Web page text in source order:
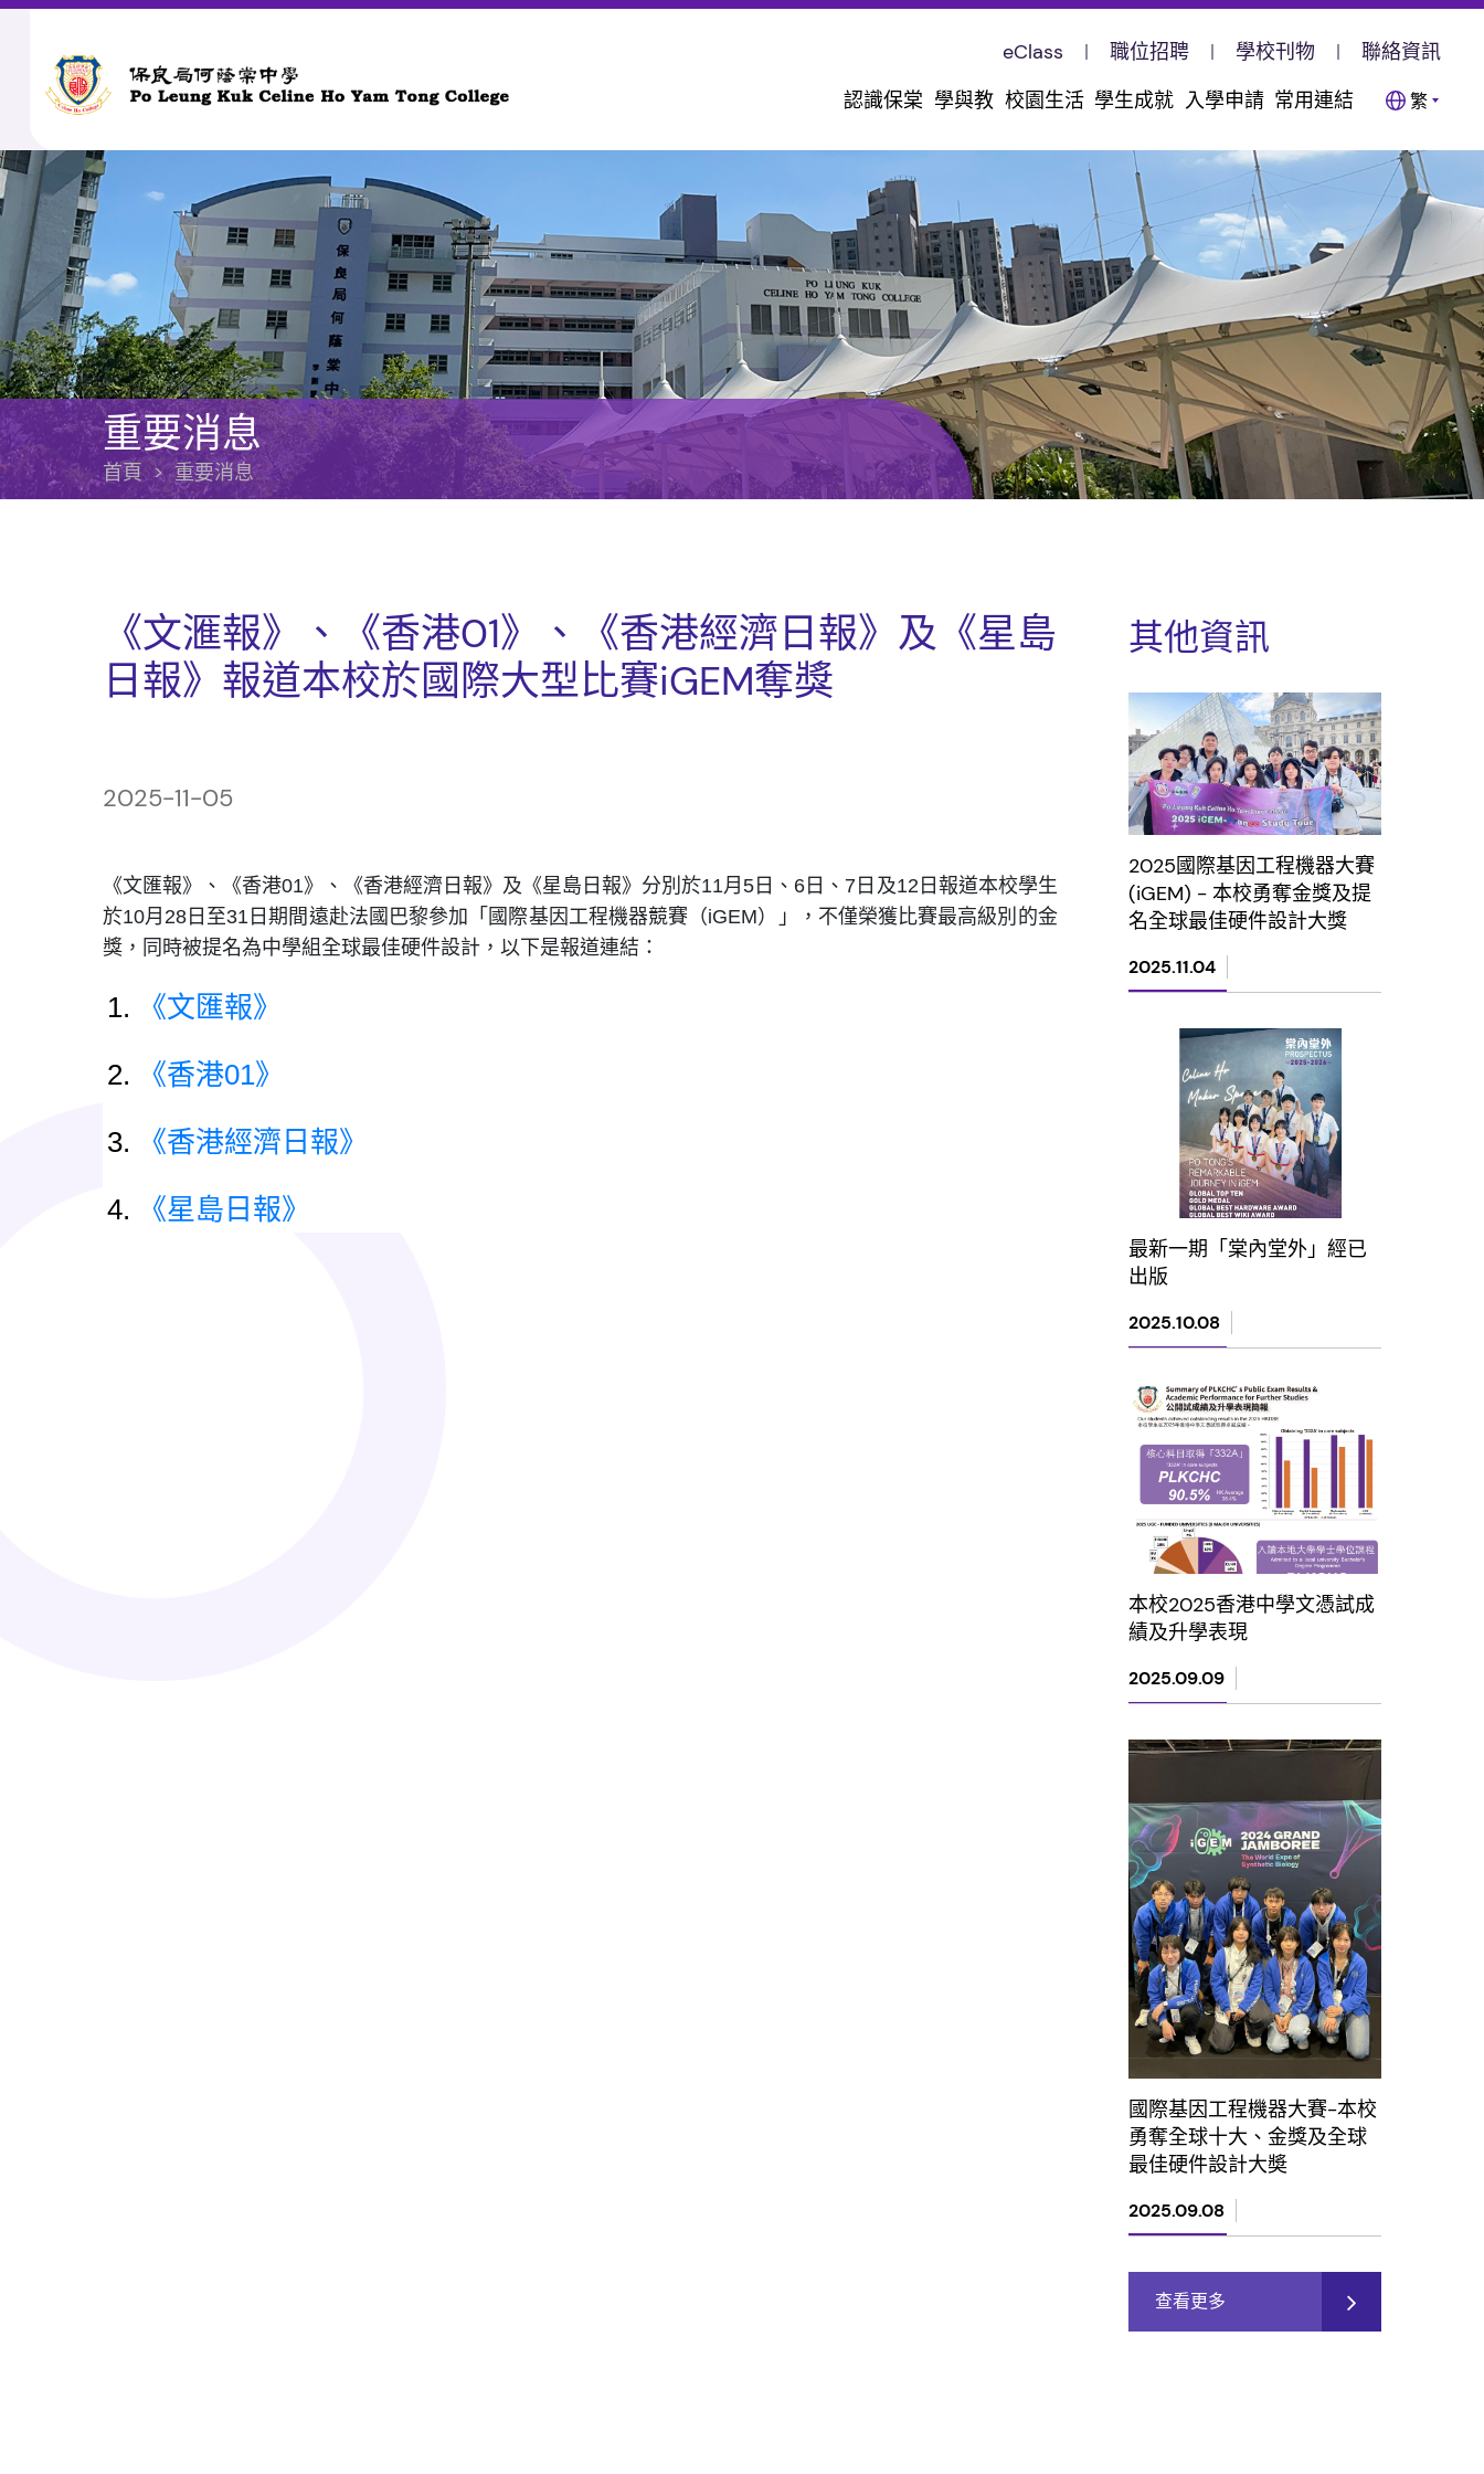
eClass 職位招聘 學校刊物
聯絡資訊
認識保棠 學與教 校園生活 學生成就 入學申請 常用連結 繁
重要消息
首頁 > 重要消息
《文滙報》、《香港01》、《香港經濟日報》及《星島
日報》報道本校於國際大型比賽iGEM奪獎
2025-11-05
《文匯報》、《香港01》、《香港經濟日報》及《星島日報》分別於11月5日、6日、7日及12日報道本校學生
於10月28日至31日期間遠赴法國巴黎參加「國際基因工程機器競賽（iGEM）」，不僅榮獲比賽最高級別的金
獎，同時被提名為中學組全球最佳硬件設計，以下是報道連結：
《文匯報》
《香港01》
《香港經濟日報》
《星島日報》
其他資訊
2025國際基因工程機器大賽
(iGEM) - 本校勇奪金獎及提
名全球最佳硬件設計大獎
2025.11.04
最新一期「棠內堂外」經已
出版
2025.10.08
本校2025香港中學文憑試成
績及升學表現
2025.09.09
國際基因工程機器大賽-本校
勇奪全球十大、金獎及全球
最佳硬件設計大奬
2025.09.08
查看更多